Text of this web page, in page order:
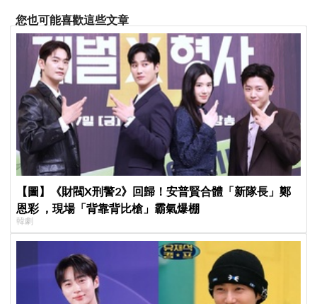
您也可能喜歡這些文章
【圖】《財閥X刑警2》回歸！安普賢合體「新隊長」鄭
恩彩 ，現場「背靠背比槍」霸氣爆棚
韓劇